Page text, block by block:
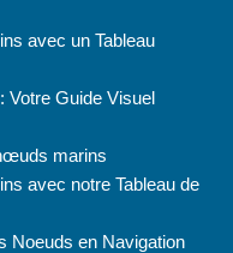
avec un Tableau
Votre Guide Visuel
marins
avec notre Tableau de
Noeuds en Navigation